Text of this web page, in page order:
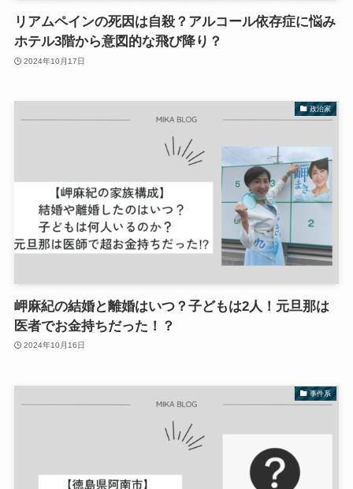
リアムペインの死因は自殺？アルコール依存症に悩み
ホテル3階から意図的な飛び降り？
2024年10月17日
政治家
岬麻紀の結婚と離婚はいつ？子どもは2人！元旦那は
医者でお金持ちだった！？
2024年10月16日
事件系